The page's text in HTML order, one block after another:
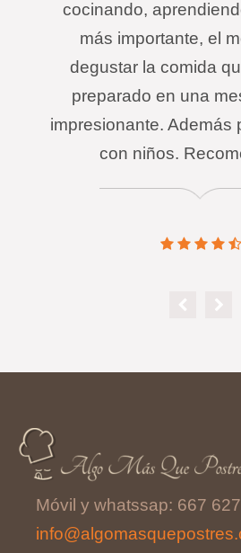
cocinando,
más importante, el
degustar la comida
preparado en una
impresionante. Además
con niños.
Móvil y whatssap: 667